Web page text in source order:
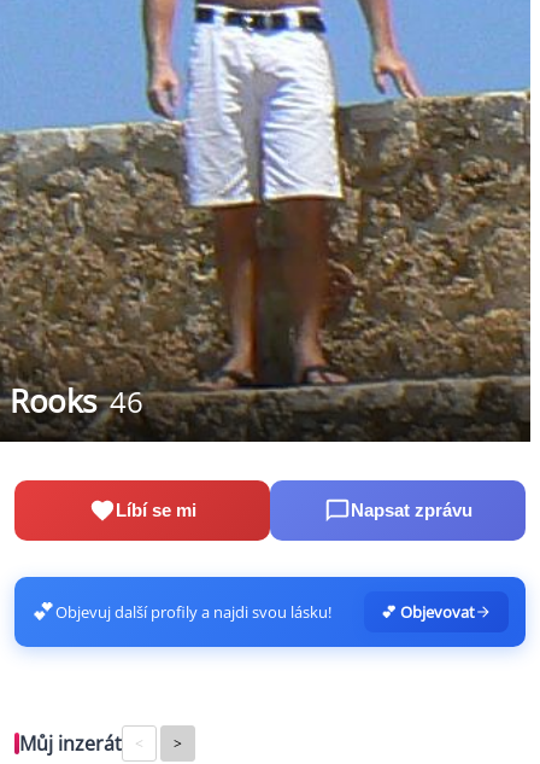
Rooks 46
Líbí se mi Napsat zprávu
💕Objevuj další profily a najdi svou lásku! 💕 Objevovat
Můj inzerát < >